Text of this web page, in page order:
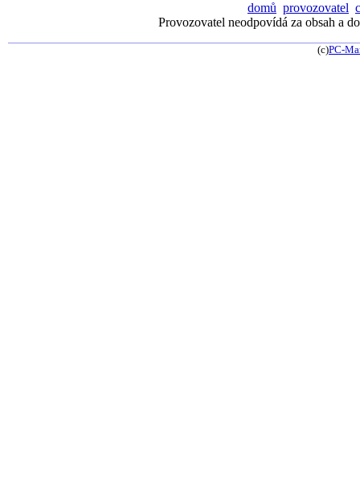
domů provozovatel
Provozovatel neodpovídá za obsah a
(c)PC-